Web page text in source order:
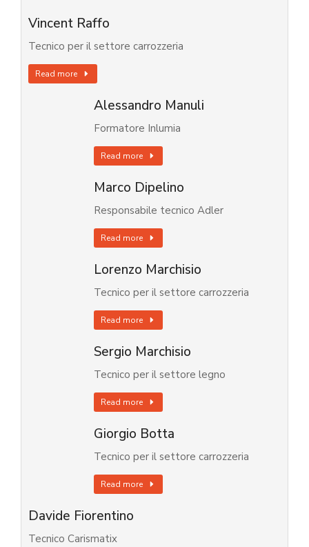
Vincent Raffo
Tecnico per il settore carrozzeria
Read more
Alessandro Manuli
Formatore Inlumia
Read more
Marco Dipelino
Responsabile tecnico Adler
Read more
Lorenzo Marchisio
Tecnico per il settore carrozzeria
Read more
Sergio Marchisio
Tecnico per il settore legno
Read more
Giorgio Botta
Tecnico per il settore carrozzeria
Read more
Davide Fiorentino
Tecnico Carismatix